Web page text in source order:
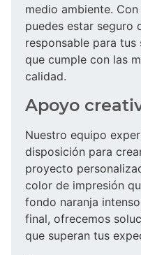
medio ambiente.
puedes estar seguro
responsable para tus
que cumple con las
calidad.
Apoyo
Nuestro equipo
disposición para
proyecto
color de impresión
fondo naranja
final, ofrecemos
que superan tus